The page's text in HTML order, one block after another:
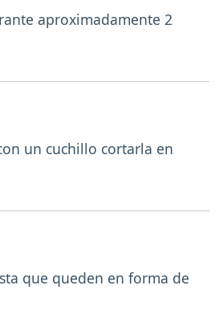
aproximadamente 2
un cuchillo cortarla en
que queden en forma de